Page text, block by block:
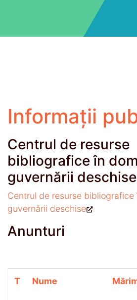
Informații
Centrul de resurse
bibliografice în
guvernării deschise
Centrul de resurse bibliografice
guvernării deschise
Anunturi
T Nume